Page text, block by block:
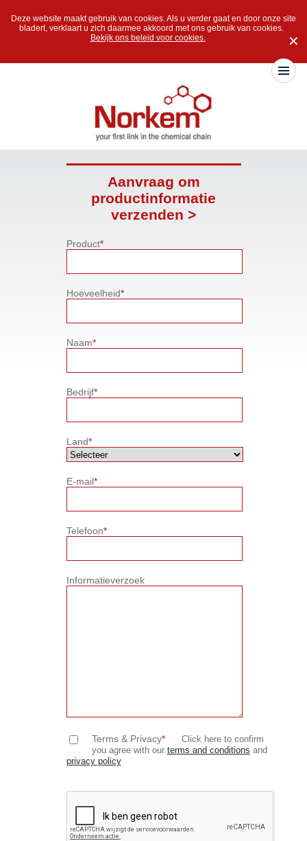
Deze website maakt gebruik van cookies. Als u verder gaat en door onze site
bladert, verklaart u zich daarmee akkoord met ons gebruik van cookies.
Bekijk ons beleid voor cookies.
✕
Aanvraag om
productinformatie
verzenden >
Product*
Hoeveelheid*
Naam*
Bedrijf*
Land*
E-mail*
Telefoon*
Informatieverzoek
Terms & Privacy*
Click here to confirm
you agree with our terms and conditions and
privacy policy